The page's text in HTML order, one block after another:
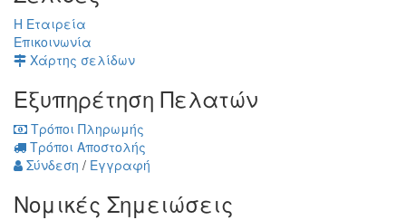
Η Εταιρεία
Επικοινωνία
Χάρτης σελίδων
Εξυπηρέτηση Πελατών
Τρόποι Πληρωμής
Τρόποι Αποστολής
Σύνδεση / Εγγραφή
Νομικές Σημειώσεις